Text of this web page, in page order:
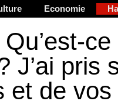
Economie
J’ai pris
et de